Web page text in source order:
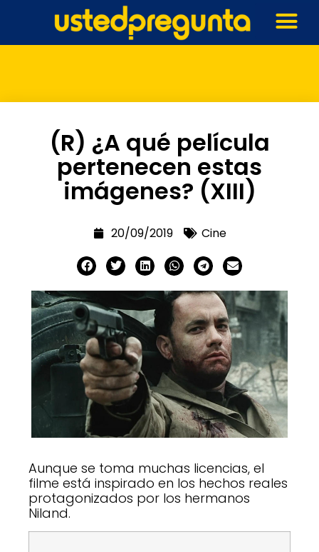
(R) ¿A qué película
pertenecen estas
imágenes? (XIII)
20/09/2019 Cine
Aunque se toma muchas licencias, el
filme está inspirado en los hechos reales
protagonizados por los hermanos
Niland.